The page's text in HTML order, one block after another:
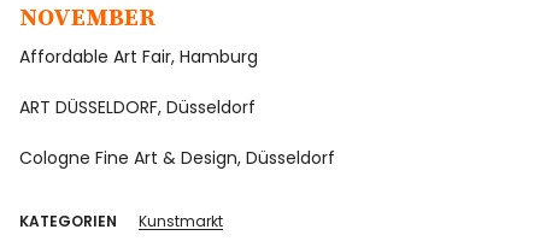
NOVEMBER
Affordable Art Fair, Hamburg
ART DÜSSELDORF, Düsseldorf
Cologne Fine Art & Design, Düsseldorf
KATEGORIEN Kunstmarkt